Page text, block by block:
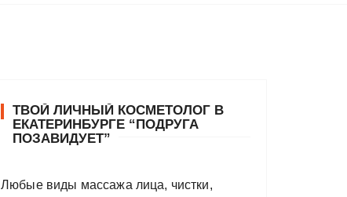
ТВОЙ ЛИЧНЫЙ КОСМЕТОЛОГ В
ЕКАТЕРИНБУРГЕ “ПОДРУГА
ПОЗАВИДУЕТ”
Любые виды массажа лица, чистки,